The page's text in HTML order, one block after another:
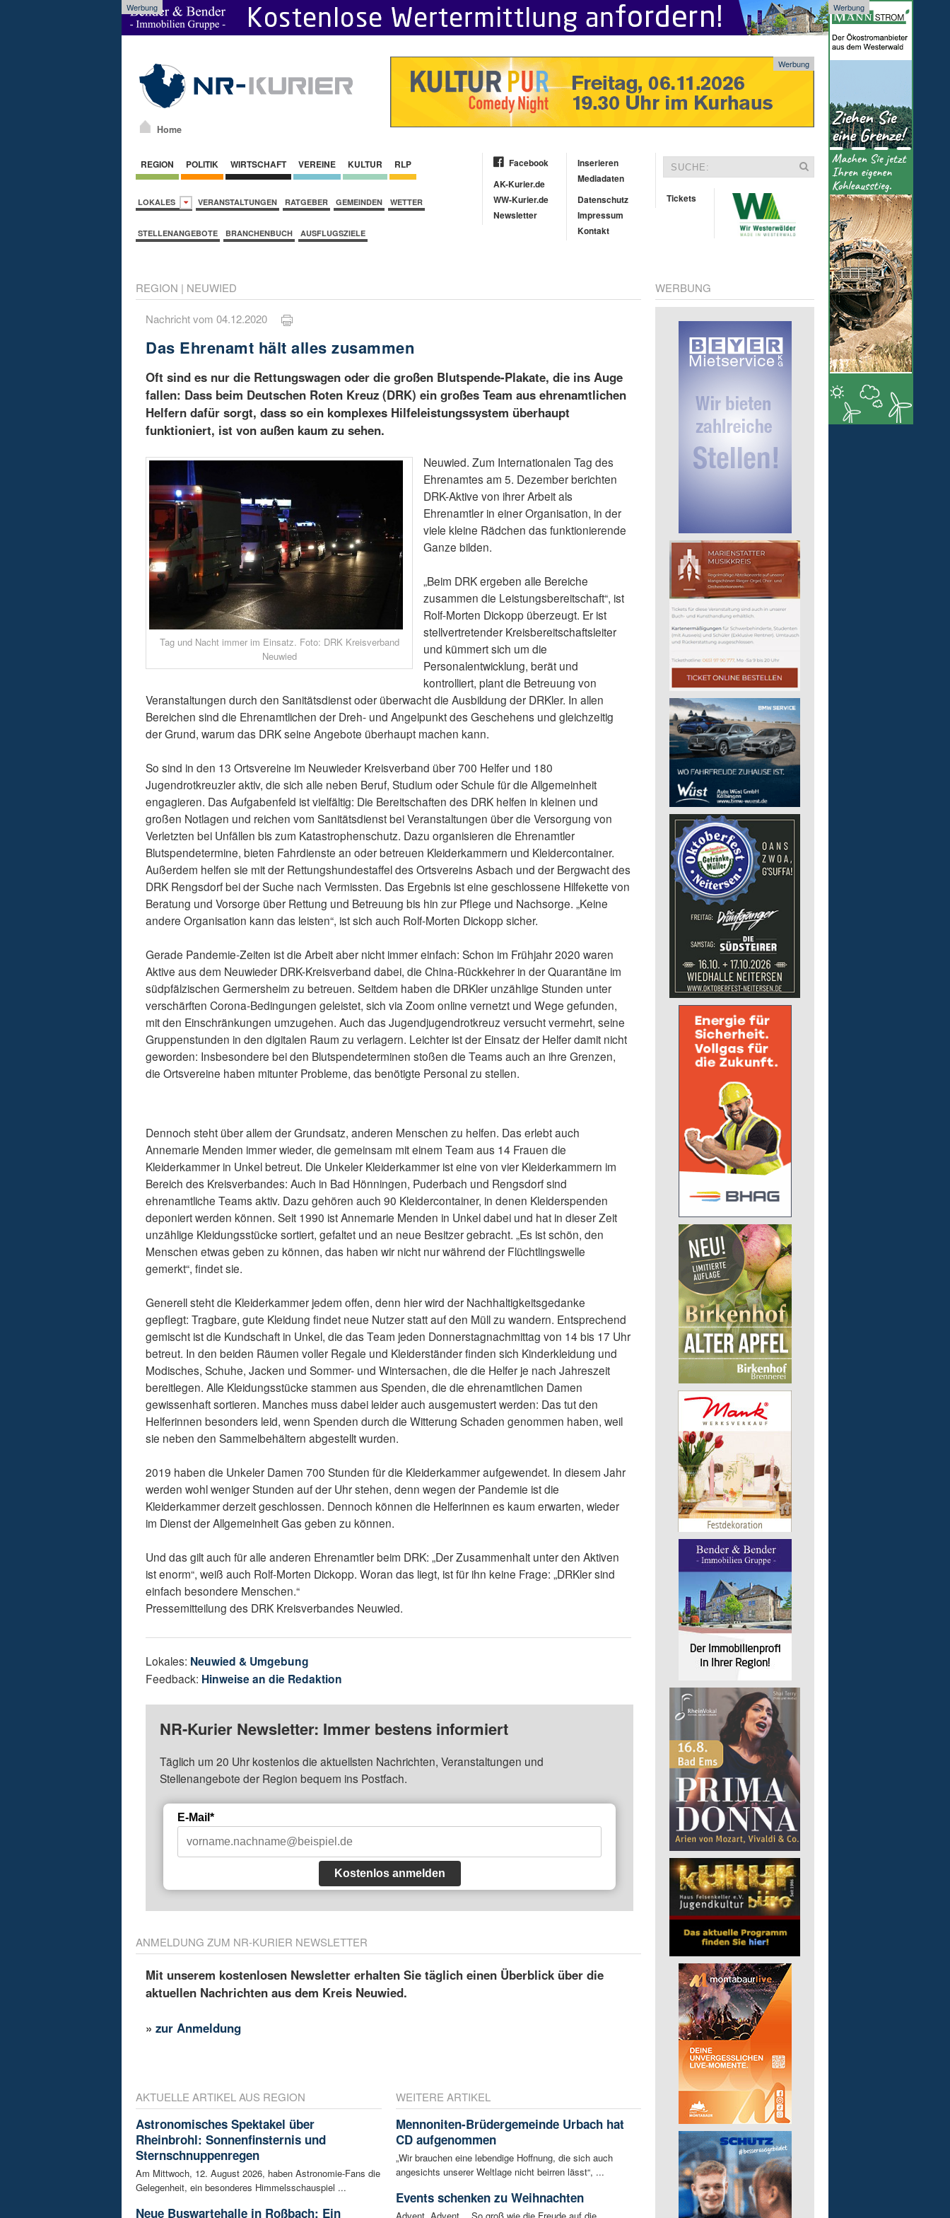
Werbung Werbung
Home
Werbung
REGION POLITIK WIRTSCHAFT VEREINE KULTUR RLP
LOKALES VERANSTALTUNGEN RATGEBER GEMEINDEN WETTER
STELLENANGEBOTE BRANCHENBUCH AUSFLUGSZIELE
Facebook
AK-Kurier.de
WW-Kurier.de
Newsletter
Inserieren
Mediadaten
Datenschutz
Impressum
Kontakt
Tickets
REGION | NEUWIED
Nachricht vom 04.12.2020
Das Ehrenamt hält alles zusammen
Oft sind es nur die Rettungswagen oder die großen Blutspende-Plakate, die ins Auge
fallen: Dass beim Deutschen Roten Kreuz (DRK) ein großes Team aus ehrenamtlichen
Helfern dafür sorgt, dass so ein komplexes Hilfeleistungssystem überhaupt
funktioniert, ist von außen kaum zu sehen.
Tag und Nacht immer im Einsatz. Foto: DRK Kreisverband
Neuwied
Neuwied. Zum Internationalen Tag des
Ehrenamtes am 5. Dezember berichten
DRK-Aktive von ihrer Arbeit als
Ehrenamtler in einer Organisation, in der
viele kleine Rädchen das funktionierende
Ganze bilden.
„Beim DRK ergeben alle Bereiche
zusammen die Leistungsbereitschaft“, ist
Rolf-Morten Dickopp überzeugt. Er ist
stellvertretender Kreisbereitschaftsleiter
und kümmert sich um die
Personalentwicklung, berät und
kontrolliert, plant die Betreuung von
Veranstaltungen durch den Sanitätsdienst oder überwacht die Ausbildung der DRKler. In allen
Bereichen sind die Ehrenamtlichen der Dreh- und Angelpunkt des Geschehens und gleichzeitig
der Grund, warum das DRK seine Angebote überhaupt machen kann.
So sind in den 13 Ortsvereine im Neuwieder Kreisverband über 700 Helfer und 180
Jugendrotkreuzler aktiv, die sich alle neben Beruf, Studium oder Schule für die Allgemeinheit
engagieren. Das Aufgabenfeld ist vielfältig: Die Bereitschaften des DRK helfen in kleinen und
großen Notlagen und reichen vom Sanitätsdienst bei Veranstaltungen über die Versorgung von
Verletzten bei Unfällen bis zum Katastrophenschutz. Dazu organisieren die Ehrenamtler
Blutspendetermine, bieten Fahrdienste an oder betreuen Kleiderkammern und Kleidercontainer.
Außerdem helfen sie mit der Rettungshundestaffel des Ortsvereins Asbach und der Bergwacht des
DRK Rengsdorf bei der Suche nach Vermissten. Das Ergebnis ist eine geschlossene Hilfekette von
Beratung und Vorsorge über Rettung und Betreuung bis hin zur Pflege und Nachsorge. „Keine
andere Organisation kann das leisten“, ist sich auch Rolf-Morten Dickopp sicher.
Gerade Pandemie-Zeiten ist die Arbeit aber nicht immer einfach: Schon im Frühjahr 2020 waren
Aktive aus dem Neuwieder DRK-Kreisverband dabei, die China-Rückkehrer in der Quarantäne im
südpfälzischen Germersheim zu betreuen. Seitdem haben die DRKler unzählige Stunden unter
verschärften Corona-Bedingungen geleistet, sich via Zoom online vernetzt und Wege gefunden,
mit den Einschränkungen umzugehen. Auch das Jugendjugendrotkreuz versucht vermehrt, seine
Gruppenstunden in den digitalen Raum zu verlagern. Leichter ist der Einsatz der Helfer damit nicht
geworden: Insbesondere bei den Blutspendeterminen stoßen die Teams auch an ihre Grenzen,
die Ortsvereine haben mitunter Probleme, das benötigte Personal zu stellen.
Dennoch steht über allem der Grundsatz, anderen Menschen zu helfen. Das erlebt auch
Annemarie Menden immer wieder, die gemeinsam mit einem Team aus 14 Frauen die
Kleiderkammer in Unkel betreut. Die Unkeler Kleiderkammer ist eine von vier Kleiderkammern im
Bereich des Kreisverbandes: Auch in Bad Hönningen, Puderbach und Rengsdorf sind
ehrenamtliche Teams aktiv. Dazu gehören auch 90 Kleidercontainer, in denen Kleiderspenden
deponiert werden können. Seit 1990 ist Annemarie Menden in Unkel dabei und hat in dieser Zeit
unzählige Kleidungsstücke sortiert, gefaltet und an neue Besitzer gebracht. „Es ist schön, den
Menschen etwas geben zu können, das haben wir nicht nur während der Flüchtlingswelle
gemerkt“, findet sie.
Generell steht die Kleiderkammer jedem offen, denn hier wird der Nachhaltigkeitsgedanke
gepflegt: Tragbare, gute Kleidung findet neue Nutzer statt auf den Müll zu wandern. Entsprechend
gemischt ist die Kundschaft in Unkel, die das Team jeden Donnerstagnachmittag von 14 bis 17 Uhr
betreut. In den beiden Räumen voller Regale und Kleiderständer finden sich Kinderkleidung und
Modisches, Schuhe, Jacken und Sommer- und Wintersachen, die die Helfer je nach Jahreszeit
bereitlegen. Alle Kleidungsstücke stammen aus Spenden, die die ehrenamtlichen Damen
gewissenhaft sortieren. Manches muss dabei leider auch ausgemustert werden: Das tut den
Helferinnen besonders leid, wenn Spenden durch die Witterung Schaden genommen haben, weil
sie neben den Sammelbehältern abgestellt wurden.
2019 haben die Unkeler Damen 700 Stunden für die Kleiderkammer aufgewendet. In diesem Jahr
werden wohl weniger Stunden auf der Uhr stehen, denn wegen der Pandemie ist die
Kleiderkammer derzeit geschlossen. Dennoch können die Helferinnen es kaum erwarten, wieder
im Dienst der Allgemeinheit Gas geben zu können.
Und das gilt auch für alle anderen Ehrenamtler beim DRK: „Der Zusammenhalt unter den Aktiven
ist enorm“, weiß auch Rolf-Morten Dickopp. Woran das liegt, ist für ihn keine Frage: „DRKler sind
einfach besondere Menschen.“
Pressemitteilung des DRK Kreisverbandes Neuwied.
Lokales: Neuwied & Umgebung
Feedback: Hinweise an die Redaktion
NR-Kurier Newsletter: Immer bestens informiert
Täglich um 20 Uhr kostenlos die aktuellsten Nachrichten, Veranstaltungen und
Stellenangebote der Region bequem ins Postfach.
E-Mail*
Kostenlos anmelden
ANMELDUNG ZUM NR-KURIER NEWSLETTER
Mit unserem kostenlosen Newsletter erhalten Sie täglich einen Überblick über die
aktuellen Nachrichten aus dem Kreis Neuwied.
»zur Anmeldung
AKTUELLE ARTIKEL AUS REGION
Astronomisches Spektakel über
Rheinbrohl: Sonnenfinsternis und
Sternschnuppenregen
Am Mittwoch, 12. August 2026, haben Astronomie-Fans die
Gelegenheit, ein besonderes Himmelsschauspiel ...
Neue Buswartehalle in Roßbach: Ein
WEITERE ARTIKEL
Mennoniten-Brüdergemeinde Urbach hat
CD aufgenommen
„Wir brauchen eine lebendige Hoffnung, die sich auch
angesichts unserer Weltlage nicht beirren lässt“, ...
Events schenken zu Weihnachten
WERBUNG